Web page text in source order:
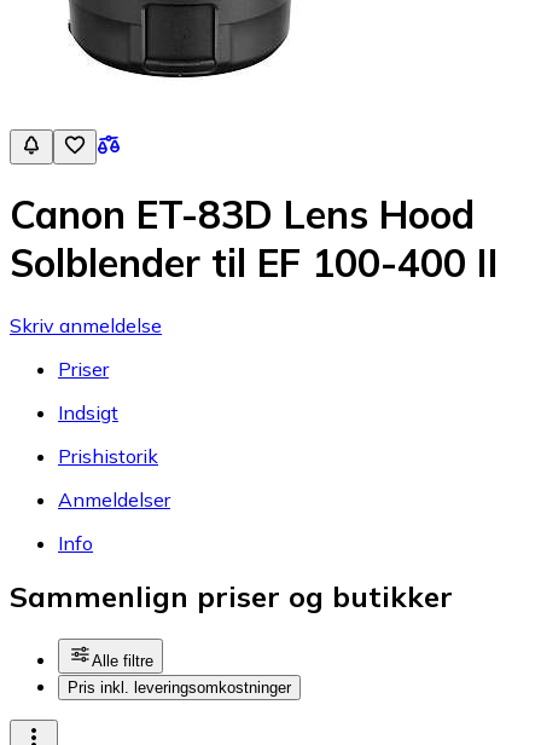
Canon ET-83D Lens Hood
Solblender til EF 100-400 II
Skriv anmeldelse
Priser
Indsigt
Prishistorik
Anmeldelser
Info
Sammenlign priser og butikker
Alle filtre
Pris inkl. leveringsomkostninger